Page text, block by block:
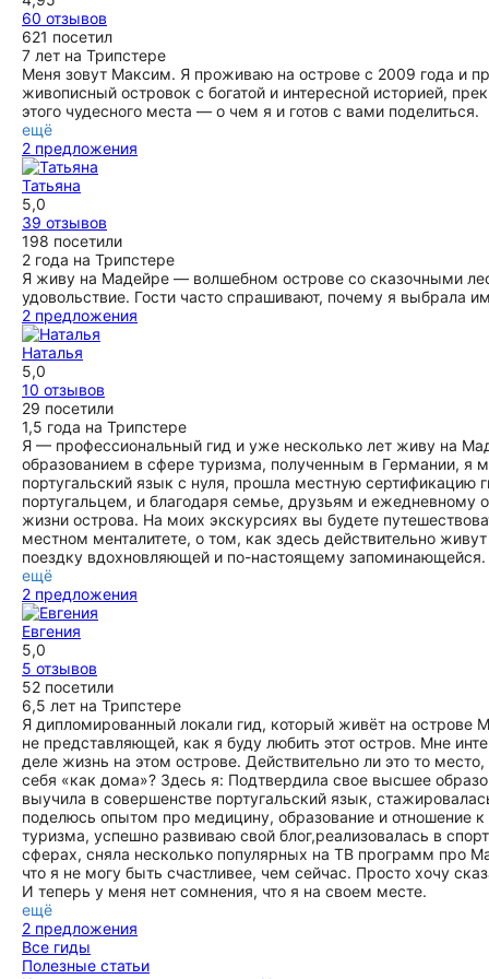
отеля» В общем, всем советуем!!! Это незабываемая
экскурсия! Спасибо Кириллу и Ирине за офигенный день!!!
❤️❤️❤️
ещё
60 отзывов
621 посетил
7 лет на Трипстере
Меня зовут Максим. Я проживаю на острове с 2009 года и
живописный островок с богатой и интересной историей,
этого чудесного места — о чем я и готов с вами поделиться.
ещё
2 предложения
Татьяна
5,0
39 отзывов
198 посетили
2 года на Трипстере
Я живу на Мадейре — волшебном острове со сказочными
удовольствие. Гости часто спрашивают, почему я выбрала
2 предложения
Наталья
5,0
10 отзывов
29 посетили
1,5 года на Трипстере
Я — профессиональный гид и уже несколько лет живу на
образованием в сфере туризма, полученным в Германии, я
португальский язык с нуля, прошла местную
португальцем, и благодаря семье, друзьям и
жизни острова. На моих экскурсиях вы будете
местном менталитете, о том, как здесь действительно
поездку вдохновляющей и по-настоящему запоминающейся.
ещё
2 предложения
Евгения
5,0
5 отзывов
52 посетили
6,5 лет на Трипстере
Я дипломированный локали гид, который живёт на
не представляющей, как я буду любить этот остров. Мне
деле жизнь на этом острове. Действительно ли это то
себя «как дома»? Здесь я: Подтвердила свое высшее
выучила в совершенстве португальский язык,
поделюсь опытом про медицину, образование и отношение
туризма, успешно развиваю свой блог,реализовалась в
сферах, сняла несколько популярных на ТВ программ про
что я не могу быть счастливее, чем сейчас. Просто хочу
И теперь у меня нет сомнения, что я на своем месте.
ещё
2 предложения
Все гиды
Полезные статьи